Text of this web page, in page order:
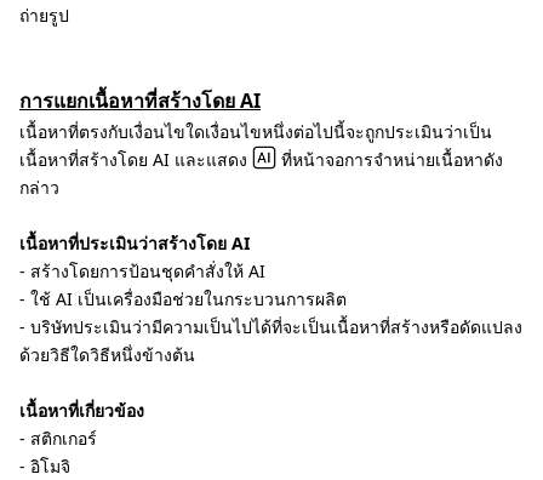
ถ่ายรูป
การแยกเนื้อหาที่สร้างโดย AI
เนื้อหาที่ตรงกับเงื่อนไขใดเงื่อนไขหนึ่งต่อไปนี้จะถูกประเมินว่าเป็น
เนื้อหาที่สร้างโดย AI และแสดง
ที่หน้าจอการจำหน่ายเนื้อหาดัง
กล่าว
เนื้อหาที่ประเมินว่าสร้างโดย AI
- สร้างโดยการป้อนชุดคำสั่งให้ AI
- ใช้ AI เป็นเครื่องมือช่วยในกระบวนการผลิต
- บริษัทประเมินว่ามีความเป็นไปได้ที่จะเป็นเนื้อหาที่สร้างหรือดัดแปลง
ด้วยวิธีใดวิธีหนึ่งข้างต้น
เนื้อหาที่เกี่ยวข้อง
- สติกเกอร์
- อิโมจิ